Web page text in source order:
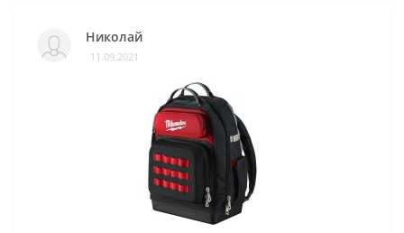
Николай
11.09.2021